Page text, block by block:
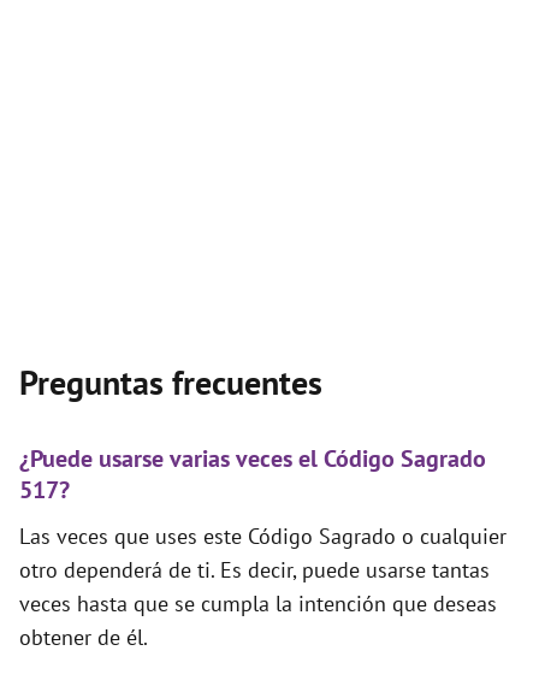
Preguntas frecuentes
¿Puede usarse varias veces el Código Sagrado
517?
Las veces que uses este Código Sagrado o cualquier
otro dependerá de ti. Es decir, puede usarse tantas
veces hasta que se cumpla la intención que deseas
obtener de él.